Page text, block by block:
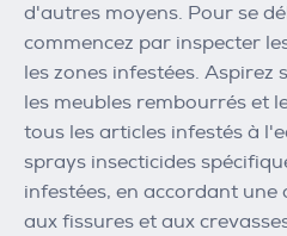
d'autres moyens. Pour se
commencez par inspecter
les zones infestées. Aspirez
les meubles rembourrés et
tous les articles infestés à
sprays insecticides
infestées, en accordant
aux fissures et aux